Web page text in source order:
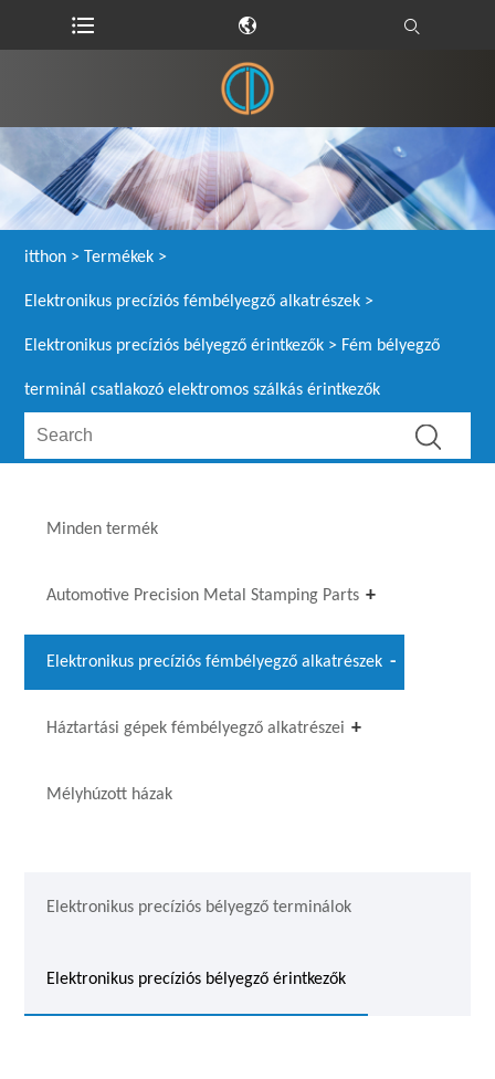
itthon > Termékek >
Elektronikus precíziós fémbélyegző alkatrészek >
Elektronikus precíziós bélyegző érintkezők > Fém bélyegző
terminál csatlakozó elektromos szálkás érintkezők
Minden termék
Automotive Precision Metal Stamping Parts
Elektronikus precíziós fémbélyegző alkatrészek
Háztartási gépek fémbélyegző alkatrészei
Mélyhúzott házak
Elektronikus precíziós bélyegző terminálok
Elektronikus precíziós bélyegző érintkezők